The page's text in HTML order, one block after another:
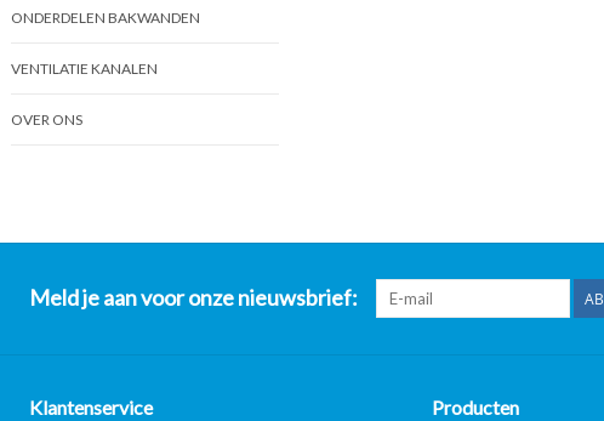
ONDERDELEN BAKWANDEN
VENTILATIE KANALEN
OVER ONS
Meld je aan voor onze nieuwsbrief:
Klantenservice Producten